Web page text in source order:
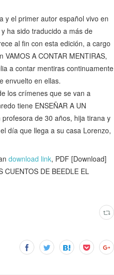
y el primer autor español vivo en
ha sido traducido a más de
al fin con esta edición, a cargo
A CONTAR MENTIRAS,
a contar mentiras continuamente
envuelto en ellas.
los crímenes que se van a
tiene ENSEÑAR A UN
de 30 años, hija tirana y
día que llega a su casa Lorenzo,
download link, PDF [Download]
CUENTOS DE BEEDLE EL